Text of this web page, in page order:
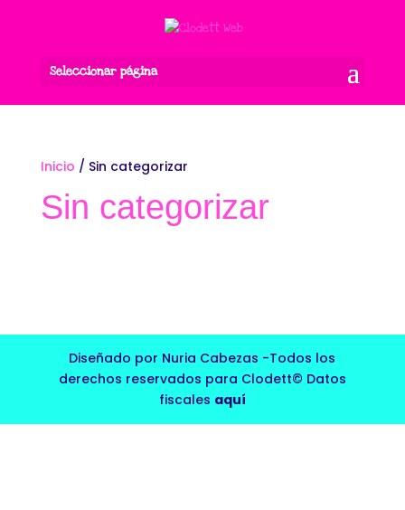
Seleccionar página
Inicio / Sin categorizar
Sin categorizar
Diseñado por Nuria Cabezas -Todos los
derechos reservados para Clodett© Datos
fiscales aquí